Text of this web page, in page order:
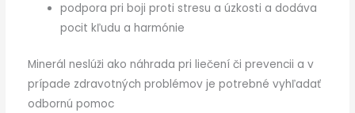
podpora pri boji proti stresu a úzkosti a dodáva
pocit kľudu a harmónie
Minerál neslúži ako náhrada pri liečení či prevencii a v
prípade zdravotných problémov je potrebné vyhľadať
odbornú pomoc